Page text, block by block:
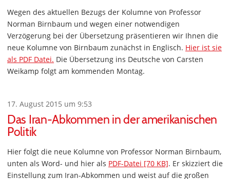
Wegen des aktuellen Bezugs der Kolumne von Professor
Norman Birnbaum und wegen einer notwendigen
Verzögerung bei der Übersetzung präsentieren wir Ihnen die
neue Kolumne von Birnbaum zunächst in Englisch. Hier ist sie
als PDF Datei. Die Übersetzung ins Deutsche von Carsten
Weikamp folgt am kommenden Montag.
17. August 2015 um 9:53
Das Iran-Abkommen in der amerikanischen
Politik
Hier folgt die neue Kolumne von Professor Norman Birnbaum,
unten als Word- und hier als PDF-Datei [70 KB]. Er skizziert die
Einstellung zum Iran-Abkommen und weist auf die großen